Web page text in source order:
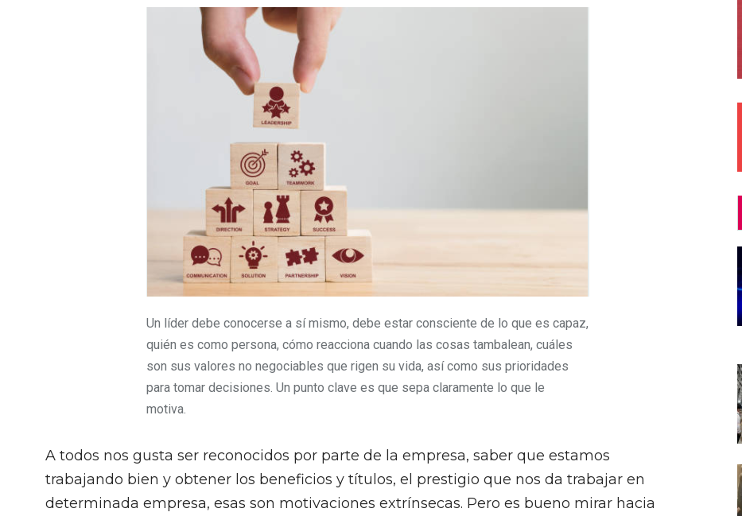
Un líder debe conocerse a sí mismo, debe estar consciente de lo que es capaz,
quién es como persona, cómo reacciona cuando las cosas tambalean, cuáles
son sus valores no negociables que rigen su vida, así como sus prioridades
para tomar decisiones. Un punto clave es que sepa claramente lo que le
motiva.
A todos nos gusta ser reconocidos por parte de la empresa, saber que estamos
trabajando bien y obtener los beneficios y títulos, el prestigio que nos da trabajar en
determinada empresa, esas son motivaciones extrínsecas. Pero es bueno mirar hacia